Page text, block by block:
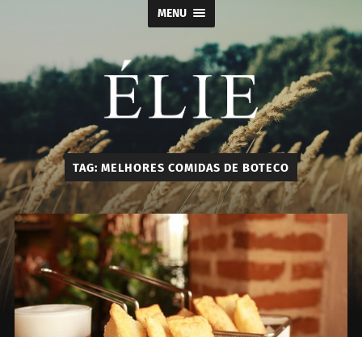
MENU
Élie
-
Calçados
e
Acessórios
Masculino
TAG: MELHORES COMIDAS DE BOTECO